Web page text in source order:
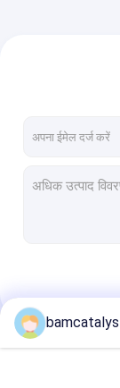
हमारी श्रेणियाँ